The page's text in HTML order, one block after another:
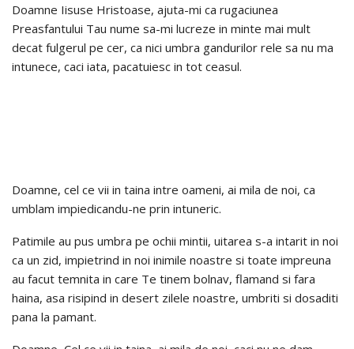
Doamne Iisuse Hristoase, ajuta-mi ca rugaciunea
Preasfantului Tau nume sa-mi lucreze in minte mai mult
decat fulgerul pe cer, ca nici umbra gandurilor rele sa nu ma
intunece, caci iata, pacatuiesc in tot ceasul.
Doamne, cel ce vii in taina intre oameni, ai mila de noi, ca
umblam impiedicandu-ne prin intuneric.
Patimile au pus umbra pe ochii mintii, uitarea s-a intarit in noi
ca un zid, impietrind in noi inimile noastre si toate impreuna
au facut temnita in care Te tinem bolnav, flamand si fara
haina, asa risipind in desert zilele noastre, umbriti si dosaditi
pana la pamant.